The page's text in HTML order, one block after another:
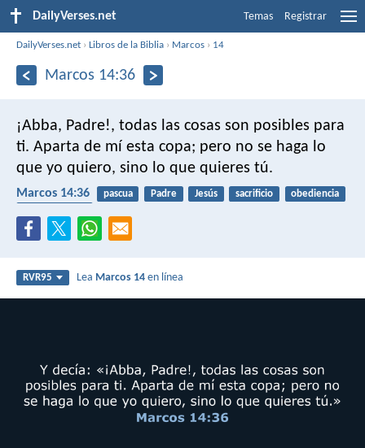
DailyVerses.net Temas Registrar
DailyVerses.net ›Libros de la Biblia › Marcos › 14
Marcos 14:36
¡Abba, Padre!, todas las cosas son posibles para
ti. Aparta de mí esta copa; pero no se haga lo
que yo quiero, sino lo que quieres tú.
Marcos 14:36 pascua Padre Jesús sacrificio
obediencia
RVR95 Lea Marcos 14 en línea